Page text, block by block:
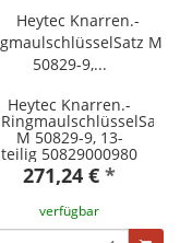
Heytec Knarren.-
RingmaulschlüsselSatz
M 50829-9, 13-
teilig 50829000980
271,24 € *
verfügbar